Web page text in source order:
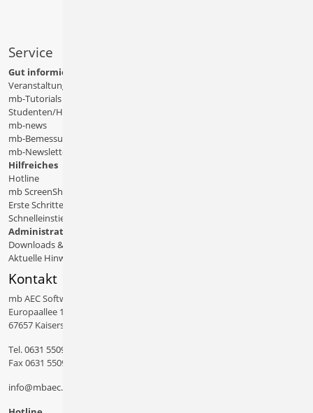
Service
Gut informiert
Veranstaltungen
mb-Tutorials
Studenten/Hochschule
mb-news
mb-Bemessungstafeln
mb-Newsletter
Hilfreiches
Hotline
mb ScreenShare
Erste Schritte
Schnelleinstiege & Doku
Administratives
Downloads & Patches
Aktuelle Hinweise
Kontakt
mb AEC Software GmbH
Europaallee 14
67657 Kaiserslautern
Tel.0631 550999 11
Fax 0631 550999 20
info@mbaec.de